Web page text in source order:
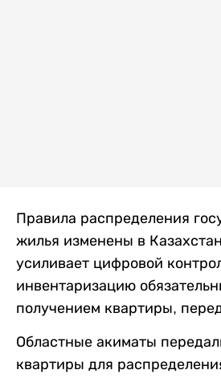
Правила распределения
жилья изменены в
усиливает цифровой
инвентаризацию
получением квартиры,
Областные акиматы
квартиры для